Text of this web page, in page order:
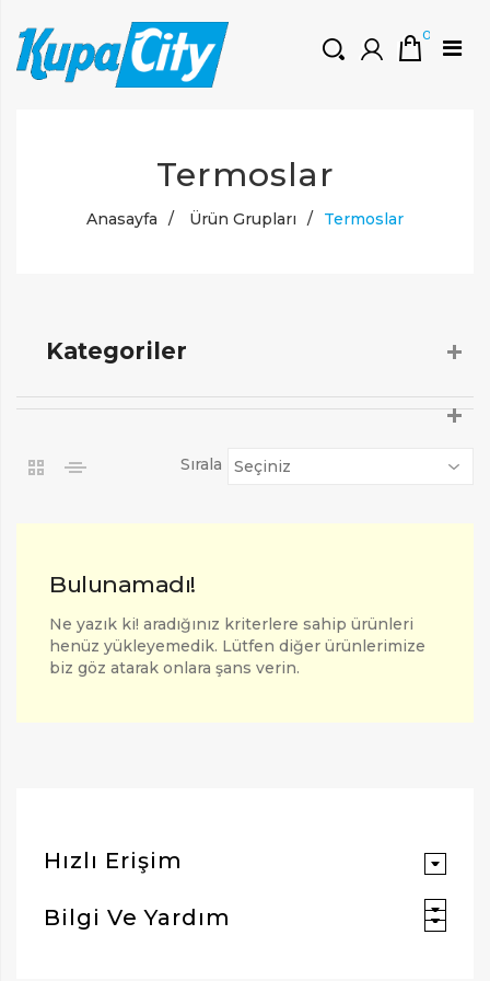
Müşteri Girişi
0
0 ₺
Termoslar
Anasayfa / Ürün Grupları / Termoslar
Kategoriler
Sırala
Bulunamadı!
Ne yazık ki! aradığınız kriterlere sahip ürünleri
henüz yükleyemedik. Lütfen diğer ürünlerimize
biz göz atarak onlara şans verin.
Hızlı Erişim
Bilgi Ve Yardım